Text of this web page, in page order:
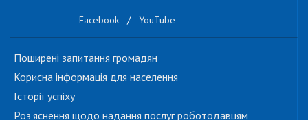
Facebook / YouTube
Поширені запитання громадян
Корисна інформація для населення
Історії успіху
Роз'яснення щодо надання послуг роботодавцям